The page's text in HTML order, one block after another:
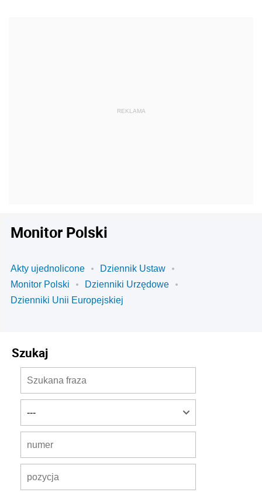
Monitor Polski
Akty ujednolicone
Dziennik Ustaw
Monitor Polski
Dzienniki Urzędowe
Dzienniki Unii Europejskiej
Szukaj